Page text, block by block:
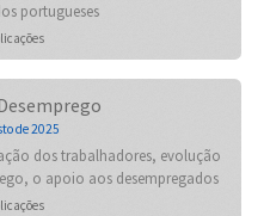
portugueses
de 2025
dos trabalhadores, evolução
o apoio aos desempregados